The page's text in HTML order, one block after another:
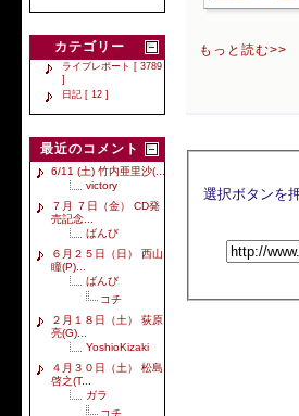
カテゴリー
ライブレポート [ 3789
]
日記 [ 12 ]
最近のコメント
6/11 (土) 竹内亜里沙(...
victory
７月 ７日（金） CD発
売記念...
ばんび
６月２５日（日） 西山
瞳(P)...
ばんび
コチ
２月１８日（土） 荻原
亮(G)...
YoshioKizaki
４月３０日（土） 松島
啓之(T...
ガラ
もっと読む>>